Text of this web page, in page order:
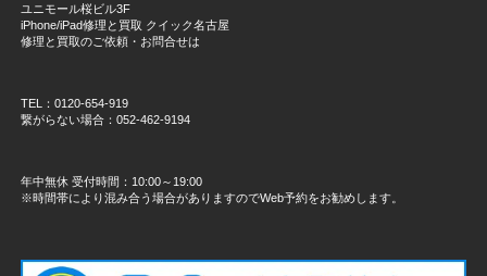
ユニモール桜ビル3F
iPhone/iPad修理と買取 クイック名古屋
修理と買取のご依頼・お問合せは
TEL：0120-654-919
繋がらない場合：052-462-9194
年中無休 受付時間：10:00～19:00
※時間帯により混み合う場合がありますのでWeb予約をお勧めします。